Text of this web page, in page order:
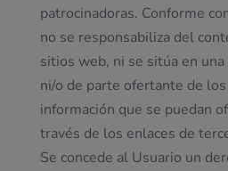
patrocinadoras. Conforme
no se responsabiliza del
sitios web, ni se sitúa en
ni/o de parte ofertante de
información que se puedan
través de los enlaces de
Se concede al Usuario un